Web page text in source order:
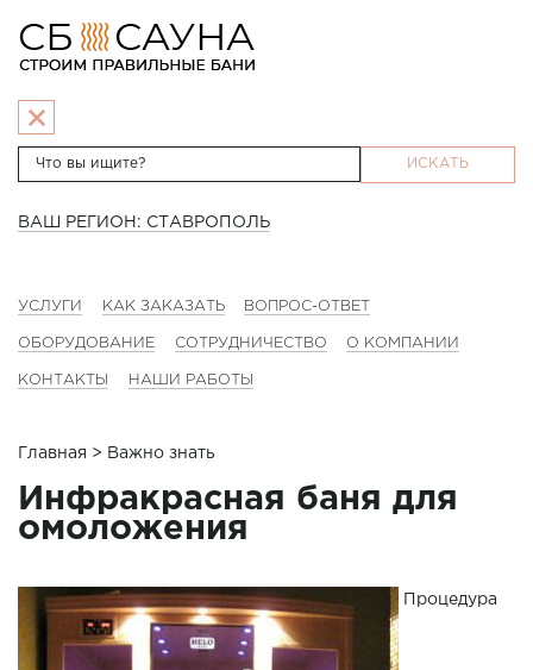
ИСКАТЬ
ВАШ РЕГИОН: СТАВРОПОЛЬ
УСЛУГИ КАК ЗАКАЗАТЬ ВОПРОС-ОТВЕТ
ОБОРУДОВАНИЕ СОТРУДНИЧЕСТВО О КОМПАНИИ
КОНТАКТЫ НАШИ РАБОТЫ
Главная > Важно знать
Инфракрасная баня для
омоложения
Процедура